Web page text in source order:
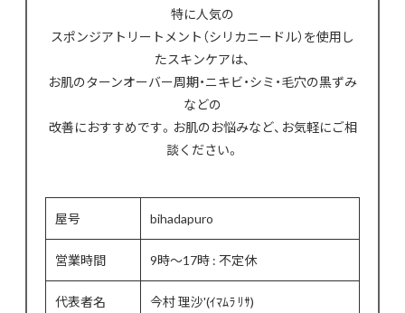
特に人気の
スポンジアトリートメント（シリカニードル）を使用し
たスキンケアは、
お肌のターンオーバー周期・ニキビ・シミ・毛穴の黒ずみ
などの
改善におすすめです。お肌のお悩みなど、お気軽にご相
談ください。
屋号 bihadapuro
営業時間 9時～17時 : 不定休
代表者名 今村 理沙'(ｲﾏﾑﾗ ﾘｻ)